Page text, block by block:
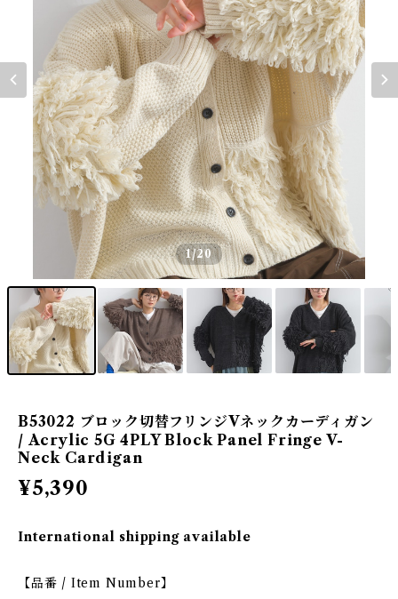
1/20
B53022 ブロック切替フリンジVネックカーディガン
/ Acrylic 5G 4PLY Block Panel Fringe V-
Neck Cardigan
¥5,390
International shipping available
【品番 / Item Number】